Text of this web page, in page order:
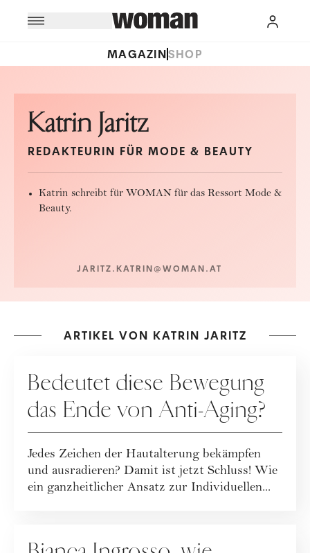
MAGAZINSHOP
Katrin Jaritz
REDAKTEURIN FÜR MODE & BEAUTY
Katrin schreibt für WOMAN für das Ressort Mode &
Beauty.
JARITZ.KATRIN@WOMAN.AT
ARTIKEL VON KATRIN JARITZ
Bedeutet diese Bewegung
das Ende von Anti-Aging?
Jedes Zeichen der Hautalterung bekämpfen
und ausradieren? Damit ist jetzt Schluss! Wie
ein ganzheitlicher Ansatz zur Individuellen...